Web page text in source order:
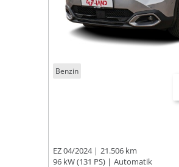
Benzin
EZ 04/2024
21.506 km
96 kW (131 PS)
Automatik